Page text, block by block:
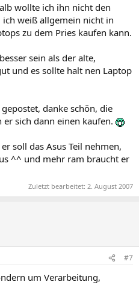
wollte ich ihn nicht den
weiß allgemein nicht in
zu dem Pries kaufen kann.
sein als der alte,
und es sollte halt nen Laptop
danke schön, die
sich dann einen kaufen.
soll das Asus Teil nehmen,
^^ und mehr ram braucht er
Zuletzt bearbeitet: 2. August 2007
#7
um Verarbeitung,